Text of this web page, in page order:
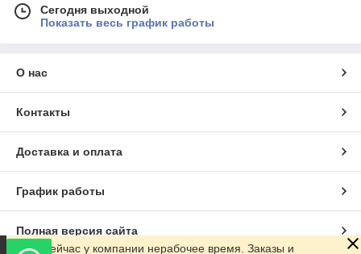
Сегодня выходной
Показать весь график работы
О нас
Контакты
Доставка и оплата
График работы
Полная версия сайта
Сейчас у компании нерабочее время. Заказы и